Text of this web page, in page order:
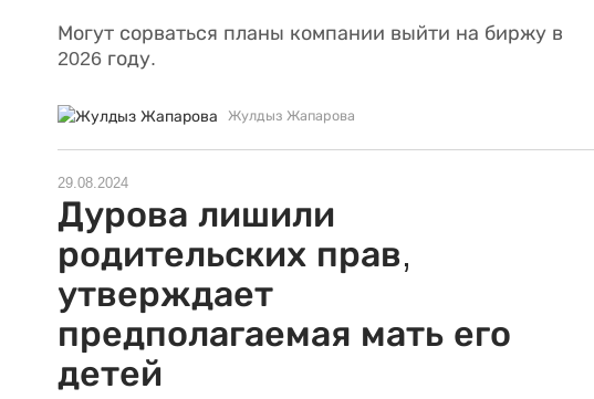
Могут сорваться планы компании выйти на биржу в
2026 году.
Жулдыз Жапарова
29.08.2024
Дурова лишили
родительских прав,
утверждает
предполагаемая мать его
детей